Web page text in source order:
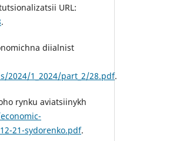
URL:
.
diialnist
2024/1_2024/part_2/28.pdf.
rynku aviatsiinykh
21-sydorenko.pdf.